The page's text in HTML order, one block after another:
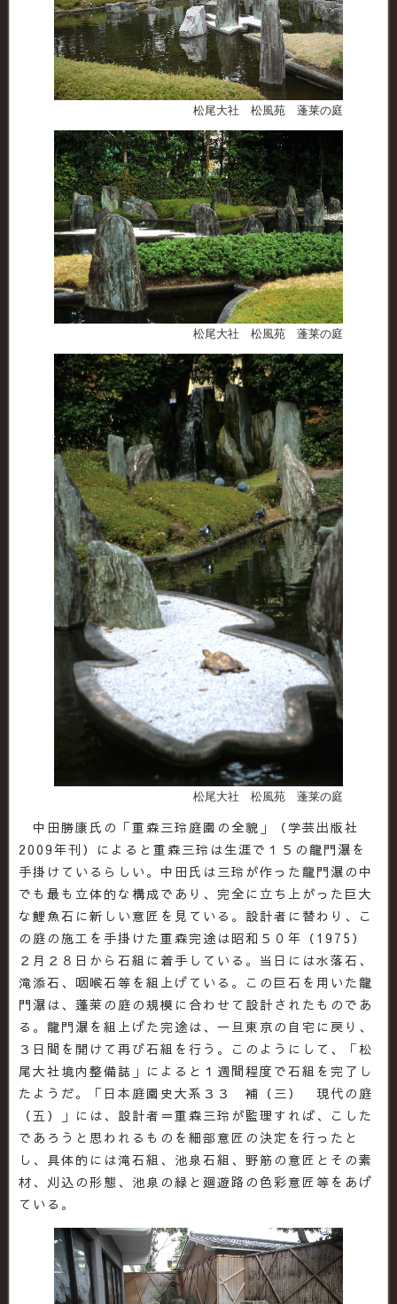
松尾大社 松風苑 蓬莱の庭
松尾大社 松風苑 蓬莱の庭
松尾大社 松風苑 蓬莱の庭
中田勝康氏の「重森三玲庭園の全貌」（学芸出版社
2009年刊）によると重森三玲は生涯で１５の龍門瀑を
手掛けているらしい。中田氏は三玲が作った龍門瀑の中
でも最も立体的な構成であり、完全に立ち上がった巨大
な鯉魚石に新しい意匠を見ている。設計者に替わり、こ
の庭の施工を手掛けた重森完途は昭和５０年（1975）
２月２８日から石組に着手している。当日には水落石、
滝添石、咽喉石等を組上げている。この巨石を用いた龍
門瀑は、蓬莱の庭の規模に合わせて設計されたものであ
る。龍門瀑を組上げた完途は、一旦東京の自宅に戻り、
３日間を開けて再び石組を行う。このようにして、「松
尾大社境内整備誌」によると１週間程度で石組を完了し
たようだ。「日本庭園史大系３３ 補（三） 現代の庭
（五）」には、設計者＝重森三玲が監理すれば、こした
であろうと思われるものを細部意匠の決定を行ったと
し、具体的には滝石組、池泉石組、野筋の意匠とその素
材、刈込の形態、池泉の緑と廻遊路の色彩意匠等をあげ
ている。